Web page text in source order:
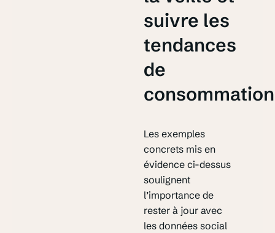
suivre les
tendances
de
consommation
Les exemples
concrets mis en
évidence ci-dessus
soulignent
l’importance de
rester à jour avec
les données social